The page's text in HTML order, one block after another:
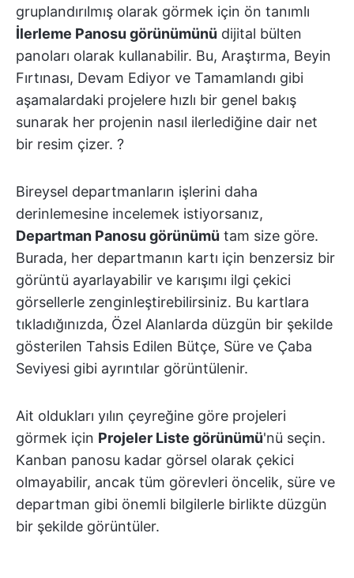
gruplandırılmış olarak görmek için ön tanımlı
İlerleme Panosu görünümünü dijital bülten
panoları olarak kullanabilir. Bu, Araştırma, Beyin
Fırtınası, Devam Ediyor ve Tamamlandı gibi
aşamalardaki projelere hızlı bir genel bakış
sunarak her projenin nasıl ilerlediğine dair net
bir resim çizer. ?️
Bireysel departmanların işlerini daha
derinlemesine incelemek istiyorsanız,
Departman Panosu görünümü tam size göre.
Burada, her departmanın kartı için benzersiz bir
görüntü ayarlayabilir ve karışımı ilgi çekici
görsellerle zenginleştirebilirsiniz. Bu kartlara
tıkladığınızda, Özel Alanlarda düzgün bir şekilde
gösterilen Tahsis Edilen Bütçe, Süre ve Çaba
Seviyesi gibi ayrıntılar görüntülenir.
Ait oldukları yılın çeyreğine göre projeleri
görmek için Projeler Liste görünümü'nü seçin.
Kanban panosu kadar görsel olarak çekici
olmayabilir, ancak tüm görevleri öncelik, süre ve
departman gibi önemli bilgilerle birlikte düzgün
bir şekilde görüntüler.